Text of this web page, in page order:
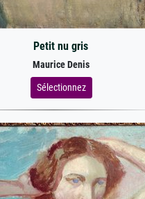
Petit nu gris
Maurice Denis
Sélectionnez